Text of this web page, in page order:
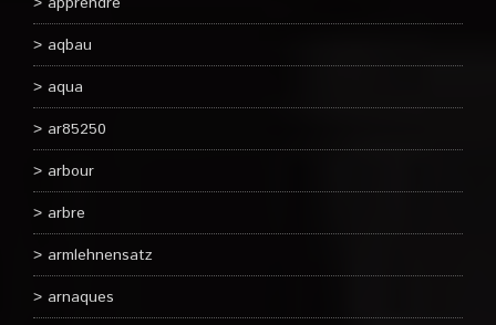
aqbau
aqua
ar85250
arbour
arbre
armlehnensatz
arnaques